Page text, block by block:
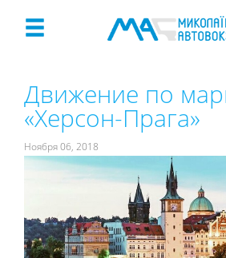
Движение по
«Херсон-Прага»
Ноября 06, 2018